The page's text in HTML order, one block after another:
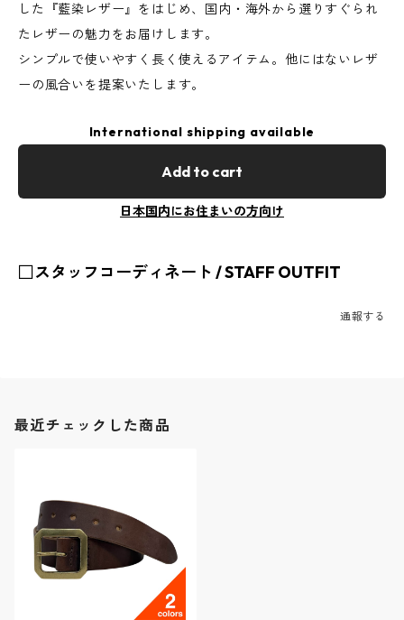
した『藍染レザー』をはじめ、国内・海外から選りすぐられ
たレザーの魅力をお届けします。
シンプルで使いやすく長く使えるアイテム。他にはないレザ
ーの風合いを提案いたします。
International shipping available
Add to cart
日本国内にお住まいの方向け
□スタッフコーディネート / STAFF OUTFIT
通報する
最近チェックした商品